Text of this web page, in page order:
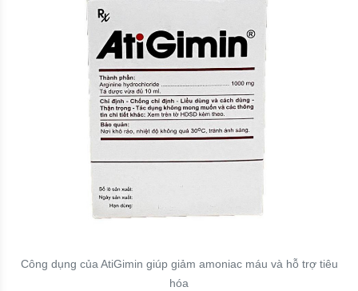
Công dụng của AtiGimin giúp giảm amoniac máu và hỗ trợ tiêu
hóa